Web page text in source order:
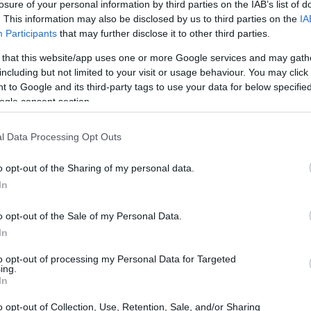
of your personal information by third parties on the IAB’s list of
This information may also be disclosed by us to third parties on the
Participants that may further disclose it to other third parties.
that this website/app uses one or more Google services and may
but not limited to your visit or usage behaviour. You may
to Google and its third-party tags to use your data for below
consent section.
Data Processing Opt Outs
opt-out of the Sharing of my personal data.
opt-out of the Sale of my Personal Data.
opt-out of processing my Personal Data for Targeted
opt-out of Collection, Use, Retention, Sale, and/or Sharing
l’emblema della spensieratezza e della gioia, si è
di Malcesine è stata colpita da una tragedia
giovane calciatore. Davide Santia, appena 18 anni,
lasciato tutti senza parole.Diciamoci la verità:
eppure continuano a ripetersi con una frequenza
guida di un’auto con altri tre coetanei. Per motivi
che si è schiantato contro un guardrail. Le
d’acciaio ha penetrato l’abitacolo, infliggendo
e, nonostante i soccorsi, per lui non c’è stata
ma pensate: Davide avrebbe compiuto 19 anni solo
che sembrava promettente, è stata